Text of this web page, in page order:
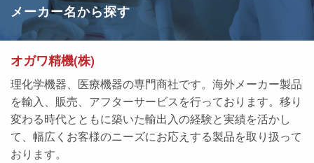
メーカー名から探す
オガワ精機(株)
理化学機器、医療機器の専門商社です。海外メーカー製品
を輸入、販売、アフターサービスを行っております。移り
変わる時代とともに築いた輸出入の経験と実績を活かし
て、幅広くお客様のニーズにお応えする製品を取り扱って
おります。